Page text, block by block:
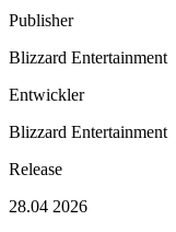
Publisher
Blizzard Entertainment
Entwickler
Blizzard Entertainment
Release
28.04 2026